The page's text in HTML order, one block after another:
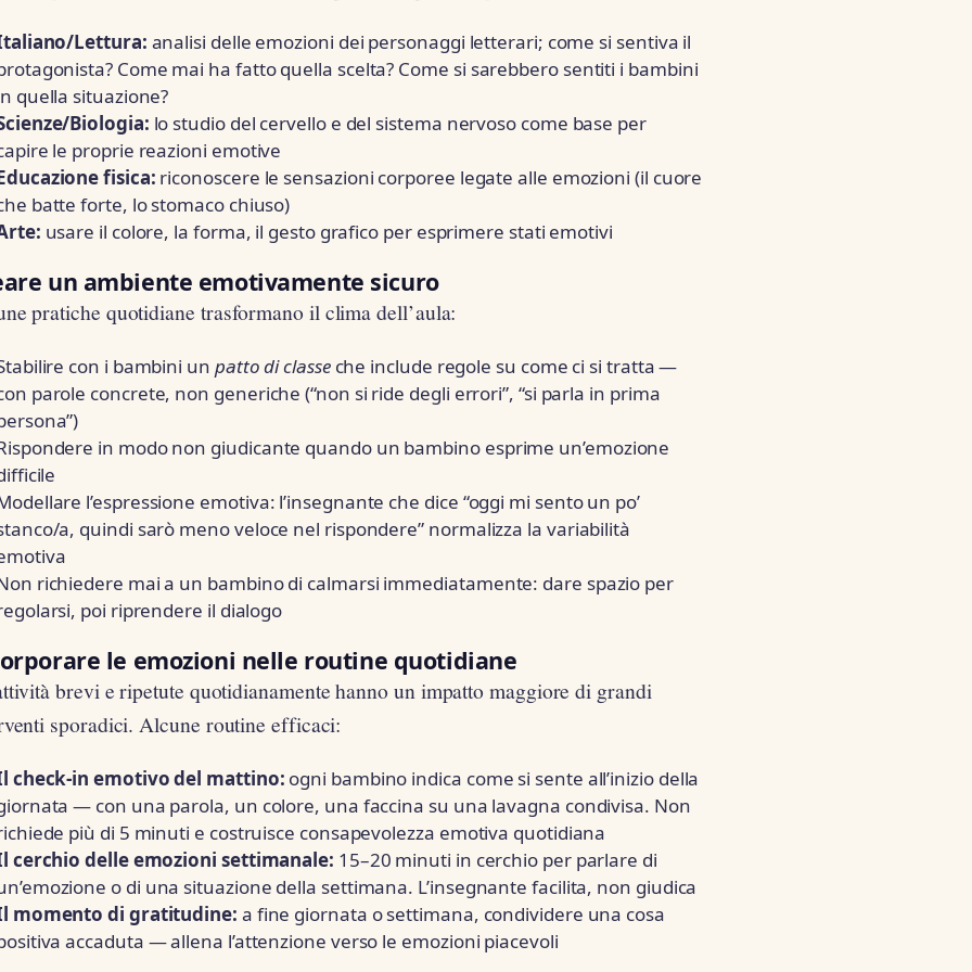
Lettura: analisi delle emozioni dei personaggi letterari; come si sentiva il
Come mai ha fatto quella scelta? Come si sarebbero sentiti i bambini
quella situazione?
Biologia: lo studio del cervello e del sistema nervoso come base per
le proprie reazioni emotive
fisica: riconoscere le sensazioni corporee legate alle emozioni (il cuore
batte forte, lo stomaco chiuso)
usare il colore, la forma, il gesto grafico per esprimere stati emotivi
un ambiente emotivamente sicuro
pratiche quotidiane trasformano il clima dell’aula:
con i bambini un patto di classeche include regole su come ci si tratta —
parole concrete, non generiche (“non si ride degli errori”, “si parla in prima
in modo non giudicante quando un bambino esprime un’emozione
l’espressione emotiva: l’insegnante che dice “oggi mi sento un po’
a, quindi sarò meno veloce nel rispondere” normalizza la variabilità
richiedere mai a un bambino di calmarsi immediatamente: dare spazio per
poi riprendere il dialogo
le emozioni nelle routine quotidiane
brevi e ripetute quotidianamente hanno un impatto maggiore di grandi
sporadici. Alcune routine efficaci:
check-in emotivo del mattino: ogni bambino indica come si sente all’inizio della
— con una parola, un colore, una faccina su una lavagna condivisa. Non
più di 5 minuti e costruisce consapevolezza emotiva quotidiana
cerchio delle emozioni settimanale: 15–20 minuti in cerchio per parlare di
o di una situazione della settimana. L’insegnante facilita, non giudica
momento di gratitudine: a fine giornata o settimana, condividere una cosa
accaduta — allena l’attenzione verso le emozioni piacevoli